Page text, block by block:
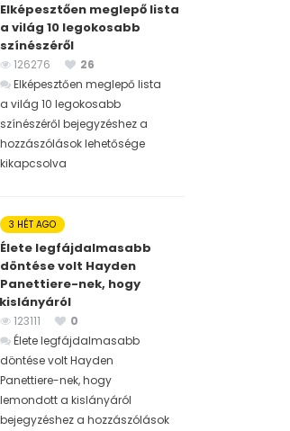
Elképesztően meglepő lista
a világ 10 legokosabb
színészéről
126276
26
Elképesztően meglepő lista
a világ 10 legokosabb
színészéről bejegyzéshez a
hozzászólások lehetősége
kikapcsolva
3 HÉT AGO
Élete legfájdalmasabb
döntése volt Hayden
Panettiere-nek, hogy
123111
0
Élete legfájdalmasabb
döntése volt Hayden
Panettiere-nek, hogy
lemondott a kislányáról
bejegyzéshez a hozzászólások